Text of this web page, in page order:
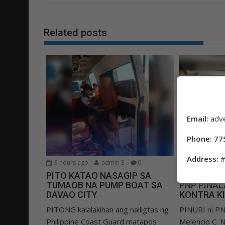
Related posts
3 hours ago admin 3 0
PITO KATAO NASAGIP SA
TUMAOB NA PUMP BOAT SA
DAVAO CITY
PITONG kalalakihan ang nailigtas ng
Philippine Coast Guard matapos
3 hours ago
PNP
KONTRA
PINURI ni
Melencio C.
Email:
Phone:
Address: